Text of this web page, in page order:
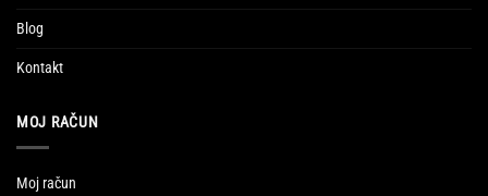
Blog
Kontakt
MOJ RAČUN
Moj račun